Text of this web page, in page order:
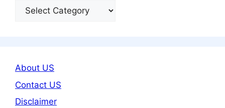
About US
Contact US
Disclaimer